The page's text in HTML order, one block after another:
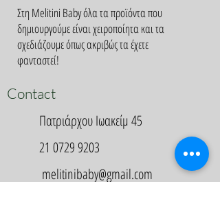
Στη Melitini Baby όλα τα προϊόντα που
δημιουργούμε είναι χειροποίητα και τα
σχεδιάζουμε όπως ακριβώς τα έχετε
φανταστεί!
Contact
Πατριάρχου Ιωακείμ 45
21 0729 9203
melitinibaby@gmail.com